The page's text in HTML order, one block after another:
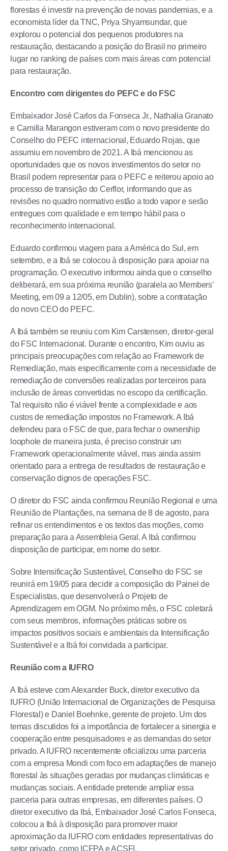
florestas é investir na prevenção de novas pandemias, e a
economista líder da TNC, Priya Shyamsundar, que
explorou o potencial dos pequenos produtores na
restauração, destacando a posição do Brasil no primeiro
lugar no ranking de países com mais áreas com potencial
para restauração.
Encontro com dirigentes do PEFC e do FSC
Embaixador José Carlos da Fonseca Jr., Nathalia Granato
e Camilla Marangon estiveram com o novo presidente do
Conselho do PEFC internacional, Eduardo Rojas, que
assumiu em novembro de 2021. A Ibá mencionou as
oportunidades que os novos investimentos do setor no
Brasil podem representar para o PEFC e reiterou apoio ao
processo de transição do Cerflor, informando que as
revisões no quadro normativo estão a todo vapor e serão
entregues com qualidade e em tempo hábil para o
reconhecimento internacional.
Eduardo confirmou viagem para a América do Sul, em
setembro, e a Ibá se colocou à disposição para apoiar na
programação. O executivo informou ainda que o conselho
deliberará, em sua próxima reunião (paralela ao Members’
Meeting, em 09 a 12/05, em Dublin), sobre a contratação
do novo CEO do PEFC.
A Ibá também se reuniu com Kim Carstensen, diretor-geral
do FSC Internacional. Durante o encontro, Kim ouviu as
principais preocupações com relação ao Framework de
Remediação, mais especificamente com a necessidade de
remediação de conversões realizadas por terceiros para
inclusão de áreas convertidas no escopo da certificação.
Tal requisito não é viável frente a complexidade e aos
custos de remediação impostos no Framework. A Ibá
defendeu para o FSC de que, para fechar o ownership
loophole de maneira justa, é preciso construir um
Framework operacionalmente viável, mas ainda assim
orientado para a entrega de resultados de restauração e
conservação dignos de operações FSC.
O diretor do FSC ainda confirmou Reunião Regional e uma
Reunião de Plantações, na semana de 8 de agosto, para
refinar os entendimentos e os textos das moções, como
preparação para a Assembleia Geral. A Ibá confirmou
disposição de participar, em nome do setor.
Sobre Intensificação Sustentável, Conselho do FSC se
reunirá em 19/05 para decidir a composição do Painel de
Especialistas, que desenvolverá o Projeto de
Aprendizagem em OGM. No próximo mês, o FSC coletará
com seus membros, informações práticas sobre os
impactos positivos sociais e ambientais da Intensificação
Sustentável e a Ibá foi convidada a participar.
Reunião com a IUFRO
A Ibá esteve com Alexander Buck, diretor executivo da
IUFRO (União Internacional de Organizações de Pesquisa
Florestal) e Daniel Boehnke, gerente de projeto. Um dos
temas discutidos foi a importância de fortalecer a sinergia e
cooperação entre pesquisadores e as demandas do setor
privado. A IUFRO recentemente oficializou uma parceria
com a empresa Mondi com foco em adaptações de manejo
florestal às situações geradas por mudanças climáticas e
mudanças sociais. A entidade pretende ampliar essa
parceria para outras empresas, em diferentes países. O
diretor executivo da Ibá, Embaixador José Carlos Fonseca,
colocou a Ibá à disposição para promover maior
aproximação da IUFRO com entidades representativas do
setor privado, como ICFPA e ACSFI.